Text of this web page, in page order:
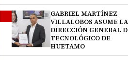
GABRIEL MARTÍNEZ
VILLALOBOS ASUME LA
DIRECCIÓN GENERAL
TECNOLÓGICO DE
HUETAMO